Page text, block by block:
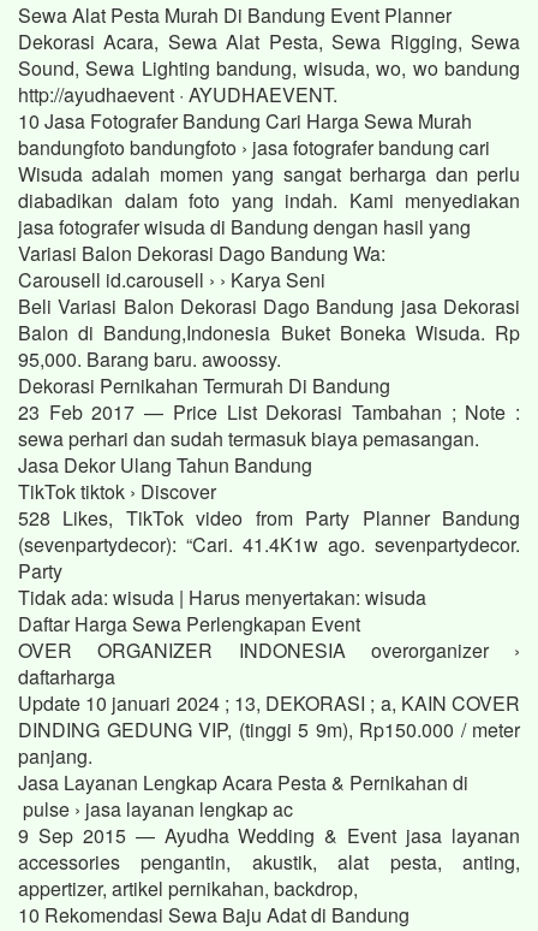
Sewa Alat Pesta Murah Di Bandung Event Planner
Dekorasi Acara, Sewa Alat Pesta, Sewa Rigging, Sewa
Sound, Sewa Lighting bandung, wisuda, wo, wo bandung
http://ayudhaevent · AYUDHAEVENT.
10 Jasa Fotografer Bandung Cari Harga Sewa Murah
bandungfoto bandungfoto › jasa fotografer bandung cari
Wisuda adalah momen yang sangat berharga dan perlu
diabadikan dalam foto yang indah. Kami menyediakan
jasa fotografer wisuda di Bandung dengan hasil yang
Variasi Balon Dekorasi Dago Bandung Wa:
Carousell id.carousell › › Karya Seni
Beli Variasi Balon Dekorasi Dago Bandung jasa Dekorasi
Balon di Bandung,Indonesia Buket Boneka Wisuda. Rp
95,000. Barang baru. awoossy.
Dekorasi Pernikahan Termurah Di Bandung
23 Feb 2017 — Price List Dekorasi Tambahan ; Note :
sewa perhari dan sudah termasuk biaya pemasangan.
Jasa Dekor Ulang Tahun Bandung
TikTok tiktok › Discover
528 Likes, TikTok video from Party Planner Bandung
(sevenpartydecor): “Cari. 41.4K1w ago. sevenpartydecor.
Party
Tidak ada: wisuda ‎| Harus menyertakan: wisuda
Daftar Harga Sewa Perlengkapan Event
OVER ORGANIZER INDONESIA overorganizer ›
daftarharga
Update 10 januari 2024 ; 13, DEKORASI ; a, KAIN COVER
DINDING GEDUNG VIP, (tinggi 5 9m), Rp150.000 / meter
panjang.
Jasa Layanan Lengkap Acara Pesta & Pernikahan di
pulse › jasa layanan lengkap ac
9 Sep 2015 — Ayudha Wedding & Event jasa layanan
accessories pengantin, akustik, alat pesta, anting,
appertizer, artikel pernikahan, backdrop,
10 Rekomendasi Sewa Baju Adat di Bandung